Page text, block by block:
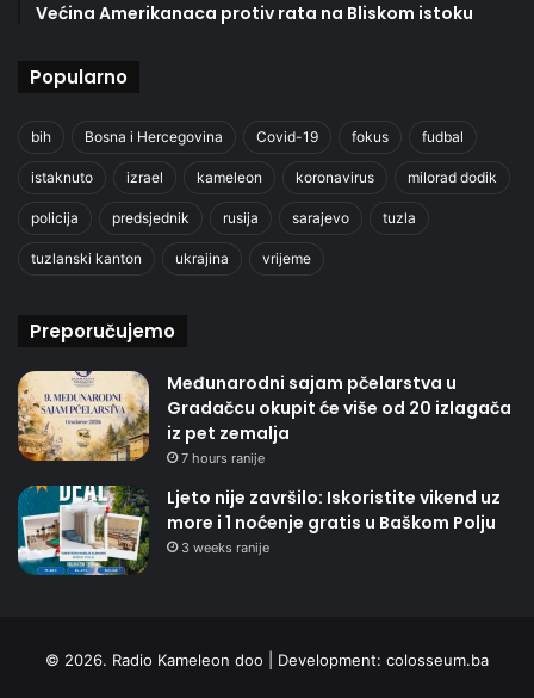
Većina Amerikanaca protiv rata na Bliskom istoku
Popularno
bih Bosna i Hercegovina Covid-19 fokus fudbal
istaknuto izrael kameleon koronavirus milorad dodik
policija predsjednik rusija sarajevo tuzla
tuzlanski kanton ukrajina vrijeme
Preporučujemo
Međunarodni sajam pčelarstva u
Gradačcu okupit će više od 20 izlagača
iz pet zemalja
7 hours ranije
Ljeto nije završilo: Iskoristite vikend uz
more i 1 noćenje gratis u Baškom Polju
3 weeks ranije
© 2026. Radio Kameleon doo | Development: colosseum.ba